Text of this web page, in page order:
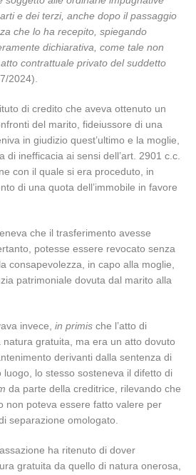
e dei terzi, anche dopo il passaggio
che lo ha recepito, spiegando
dichiarativa, come tale non
contrattuale privato del suddetto
2024).
di credito che aveva ottenuto un
del marito, fideiussore di una
in giudizio quest’ultimo e la moglie,
di inefficacia ai sensi dell’art. 2901 c.c.
con il quale si era proceduto, in
di una quota dell’immobile in favore
che il trasferimento avesse
potesse essere revocato senza
consapevolezza, in capo alla moglie,
patrimoniale dovuta dal marito alla
invece, in primis che l’atto di
gratuita, ma era un atto dovuto
derivanti dalla sentenza di
lo stesso sosteneva il difetto di
da parte della creditrice, rilevando che
non poteva essere fatto valere per
separazione omologato.
ha ritenuto di dover
gratuita da quello di natura onerosa,